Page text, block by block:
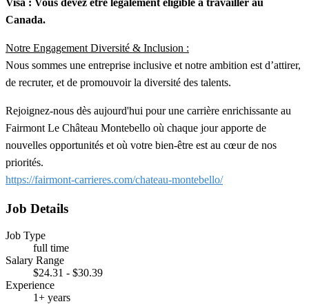
Visa : Vous devez être légalement éligible à travailler au
Canada.
Notre Engagement Diversité & Inclusion :
Nous sommes une entreprise inclusive et notre ambition est d’attirer,
de recruter, et de promouvoir la diversité des talents.
Rejoignez-nous dès aujourd'hui pour une carrière enrichissante au
Fairmont Le Château Montebello où chaque jour apporte de
nouvelles opportunités et où votre bien-être est au cœur de nos
priorités.
https://fairmont-carrieres.com/chateau-montebello/
Job Details
Job Type
full time
Salary Range
$24.31 - $30.39
Experience
1+ years